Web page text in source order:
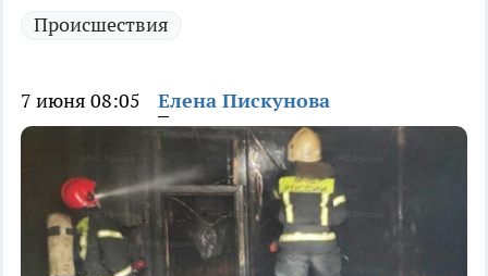
Происшествия
7 июня 08:05 Елена Пискунова